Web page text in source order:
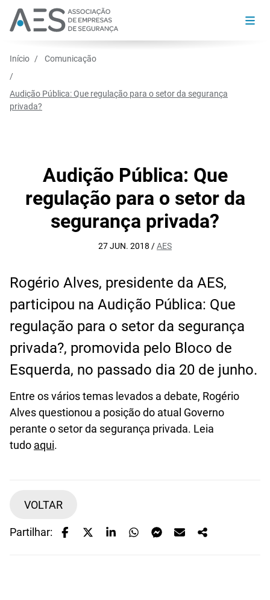
Início Comunicação
Audição Pública: Que regulação para o setor da segurança
privada?
Audição Pública: Que
regulação para o setor da
segurança privada?
27 JUN. 2018 /AES
Rogério Alves, presidente da AES,
participou na Audição Pública: Que
regulação para o setor da segurança
privada?, promovida pelo Bloco de
Esquerda, no passado dia 20 de junho.
Entre os vários temas levados a debate, Rogério
Alves questionou a posição do atual Governo
perante o setor da segurança privada. Leia
tudo aqui.
VOLTAR
Partilhar: